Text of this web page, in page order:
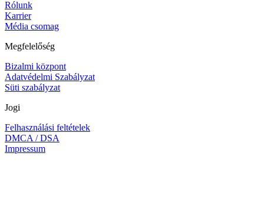
Rólunk
Karrier
Média csomag
Megfelelőség
Bizalmi központ
Adatvédelmi Szabályzat
Süti szabályzat
Jogi
Felhasználási feltételek
DMCA / DSA
Impressum